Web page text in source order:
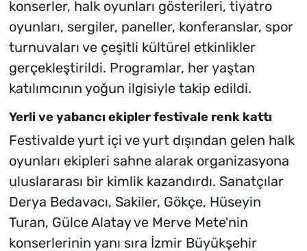
konserler, halk oyunları gösterileri, tiyatro
oyunları, sergiler, paneller, konferanslar, spor
turnuvaları ve çeşitli kültürel etkinlikler
gerçekleştirildi. Programlar, her yaştan
katılımcının yoğun ilgisiyle takip edildi.
Yerli ve yabancı ekipler festivale renk kattı
Festivalde yurt içi ve yurt dışından gelen halk
oyunları ekipleri sahne alarak organizasyona
uluslararası bir kimlik kazandırdı. Sanatçılar
Derya Bedavacı, Sakiler, Gökçe, Hüseyin
Turan, Gülce Alatay ve Merve Mete'nin
konserlerinin yanı sıra İzmir Büyükşehir